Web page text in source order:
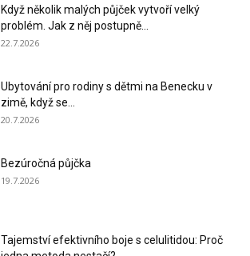
Když několik malých půjček vytvoří velký
problém. Jak z něj postupně...
22.7.2026
Ubytování pro rodiny s dětmi na Benecku v
zimě, když se...
20.7.2026
Bezúročná půjčka
19.7.2026
Tajemství efektivního boje s celulitidou: Proč